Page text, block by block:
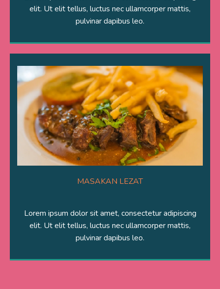
elit. Ut elit tellus, luctus nec ullamcorper mattis,
pulvinar dapibus leo.
MASAKAN LEZAT
Lorem ipsum dolor sit amet, consectetur adipiscing
elit. Ut elit tellus, luctus nec ullamcorper mattis,
pulvinar dapibus leo.